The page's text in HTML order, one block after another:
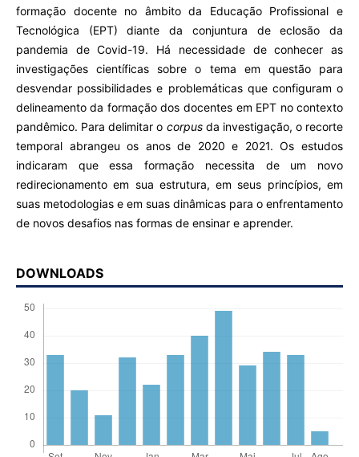
formação docente no âmbito da Educação Profissional e
Tecnológica (EPT) diante da conjuntura de eclosão da
pandemia de Covid-19. Há necessidade de conhecer as
investigações científicas sobre o tema em questão para
desvendar possibilidades e problemáticas que configuram o
delineamento da formação dos docentes em EPT no contexto
pandêmico. Para delimitar o corpusda investigação, o recorte
temporal abrangeu os anos de 2020 e 2021. Os estudos
indicaram que essa formação necessita de um novo
redirecionamento em sua estrutura, em seus princípios, em
suas metodologias e em suas dinâmicas para o enfrentamento
de novos desafios nas formas de ensinar e aprender.
DOWNLOADS